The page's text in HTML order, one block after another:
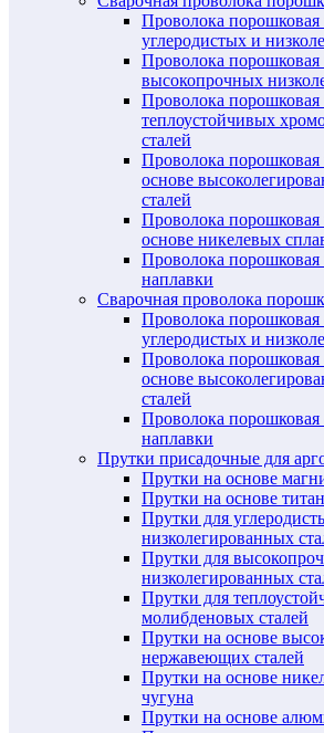
Проволока порошковая
углеродистых и
Проволока порошковая
высокопрочных
Проволока порошковая
теплоустойчивых
сталей
Проволока порошковая
основе
сталей
Проволока порошковая
основе никелевых
Проволока порошковая
наплавки
Сварочная проволока
Проволока порошковая
углеродистых и
Проволока порошковая
основе
сталей
Проволока порошковая
наплавки
Прутки присадочные для
Прутки на основе
Прутки на основе
Прутки для
низколегированных
Прутки для
низколегированных
Прутки для
молибденовых сталей
Прутки на основе
нержавеющих сталей
Прутки на основе
чугуна
Прутки на основе